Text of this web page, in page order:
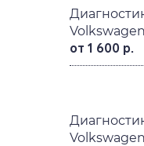
от 1 600 р.